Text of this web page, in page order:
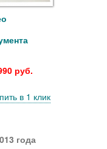
руб.
в 1 клик
года